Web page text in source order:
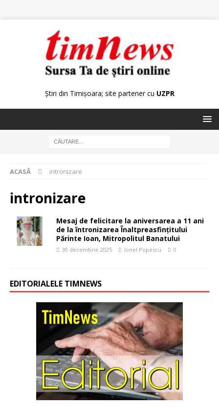
Știri din Timișoara; site partener cu UZPR
ACASĂ intronizare
intronizare
Mesaj de felicitare la aniversarea a 11 ani
de la întronizarea Înaltpreasfințitului
Părinte Ioan, Mitropolitul Banatului
30 decembrie 2025 Ionel Popescu 0
EDITORIALELE TIMNEWS